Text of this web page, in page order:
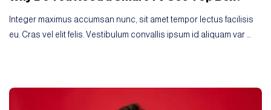
Integer maximus accumsan nunc, sit amet tempor lectus facilisis
eu. Cras vel elit felis. Vestibulum convallis ipsum id aliquam var …